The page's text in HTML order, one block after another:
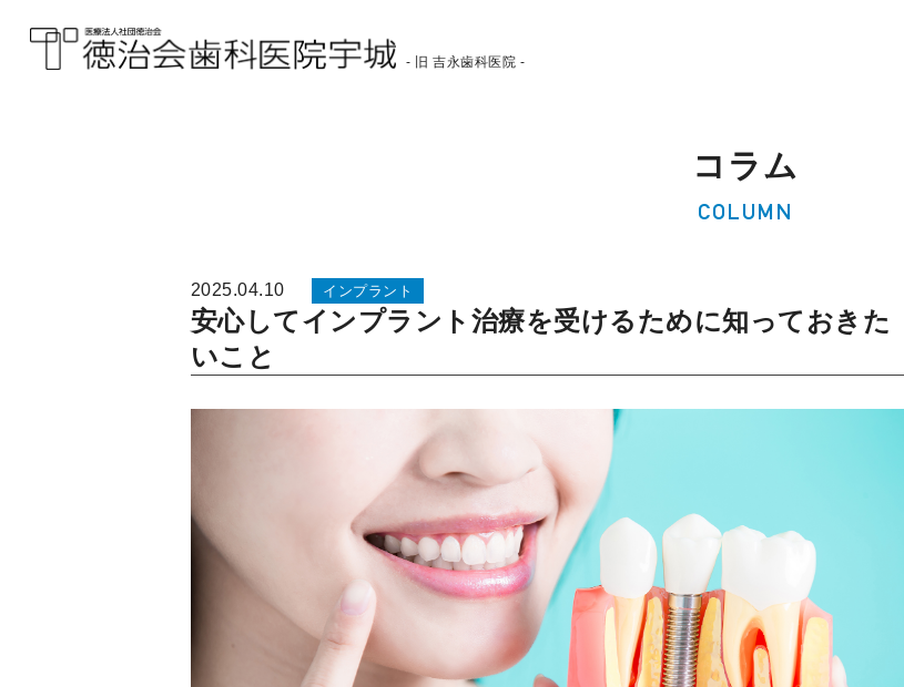
- 旧 吉永歯科医院 -
コラム
COLUMN
2025.04.10 インプラント
安心してインプラント治療を受けるために知っておきた
いこと